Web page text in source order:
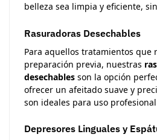
belleza sea limpia y eficiente,
Rasuradoras Desechables
Para aquellos tratamientos que
preparación previa, nuestras
desechables son la opción
ofrecer un afeitado suave y
son ideales para uso
Depresores Linguales y